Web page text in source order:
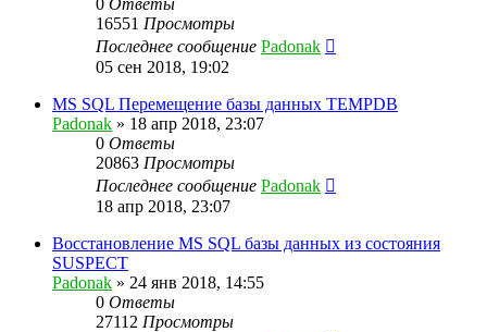
16551 Просмотры
Последнее сообщение Padonak
05 сен 2018, 19:02
MS SQL Перемещение базы данных TEMPDB
Padonak » 18 апр 2018, 23:07
0 Ответы
20863 Просмотры
Последнее сообщение Padonak
18 апр 2018, 23:07
Восстановление MS SQL базы данных из состояния
SUSPECT
Padonak » 24 янв 2018, 14:55
0 Ответы
27112 Просмотры